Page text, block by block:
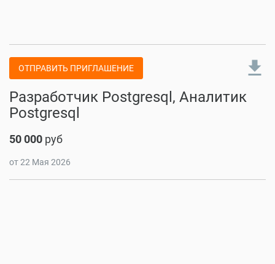
ОТПРАВИТЬ ПРИГЛАШЕНИЕ file_download
Разработчик Postgresql, Аналитик
Postgresql
50 000 руб
от 22 Мая 2026